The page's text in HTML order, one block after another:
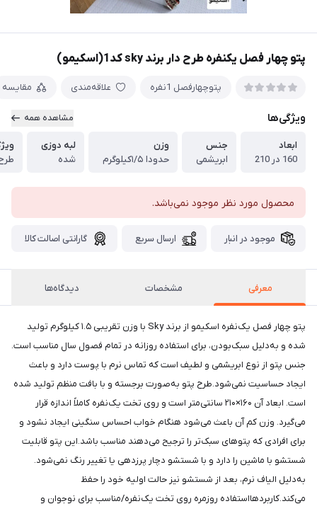
پتو چهار فصل یکنفره طرح دار برند sky کد1(اسکیمو)
پتوچهارفصل 1نفره علاقه‌مندی مقایسه
ویژگی‌ها مشاهده همه
ابعاد
160 در 210
جنس
ابریشمی
وزن
حدودا ۱/۵کیلوگرم
لبه دوزی
شده
محصول مورد نظر موجود نمی‌باشد.
موجود در انبار ارسال سریع گارانتی اصالت کالا
معرفی مشخصات دیدگاه‌ها
پتو چهار فصل یک‌نفره اسکیمو از برند Sky با وزن تقریبی ۱.۵ کیلوگرم تولید
شده و به‌دلیل سبک‌بودن، برای استفاده روزانه در تمام فصول سال مناسب است.
جنس پتو از نوع ابریشمی و لطیف است که تماس نرم با پوست دارد و باعث
ایجاد حساسیت نمی‌شود.طرح پتو به‌صورت برجسته و با بافت منظم تولید شده
است. ابعاد آن ۱۶۰×۲۱۰ سانتی‌متر است و روی تخت یک‌نفره کاملاً اندازه قرار
می‌گیرد. وزن کم آن باعث می‌شود هنگام خواب احساس سنگینی ایجاد نشود و
برای افرادی که پتوهای سبک‌تر را ترجیح می‌دهند مناسب باشد.این پتو قابلیت
شستشو با ماشین را دارد و با شستشو دچار پرزدهی یا تغییر رنگ نمی‌شود.
به‌دلیل الیاف نرم، بعد از شستشو نیز حالت اولیه خود را حفظ
می‌کند.کاربردهااستفاده روزمره روی تخت یک‌نفره/مناسب برای نوجوان و